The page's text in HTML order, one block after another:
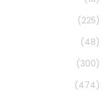
(225)
(48)
(300)
(474)